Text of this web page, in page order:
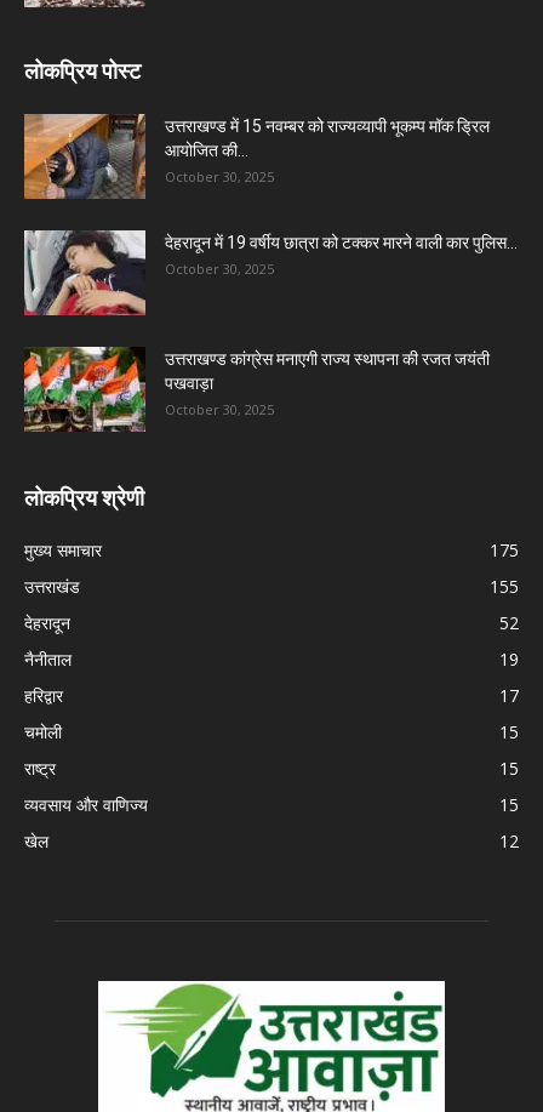
लोकप्रिय पोस्ट
उत्तराखण्ड में 15 नवम्बर को राज्यव्यापी भूकम्प मॉक ड्रिल
आयोजित की...
October 30, 2025
देहरादून में 19 वर्षीय छात्रा को टक्कर मारने वाली कार पुलिस...
October 30, 2025
उत्तराखण्ड कांग्रेस मनाएगी राज्य स्थापना की रजत जयंती
पखवाड़ा
October 30, 2025
लोकप्रिय श्रेणी
मुख्य समाचार
175
उत्तराखंड
155
देहरादून
52
नैनीताल
19
हरिद्वार
17
चमोली
15
राष्ट्र
15
व्यवसाय और वाणिज्य
15
खेल
12